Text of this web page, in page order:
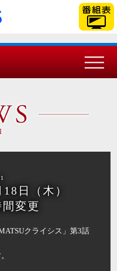
「TBSテレビ」トップ
日（木）
変更
クライシス」第3話